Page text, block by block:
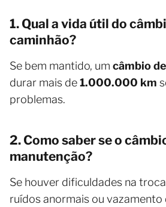
1. Qual a vida útil do
caminhão?
Se bem mantido, um câmbio
durar mais de1.000.000 km
problemas.
2. Como saber se o
manutenção?
Se houver dificuldades na
ruídos anormais ou vazamento